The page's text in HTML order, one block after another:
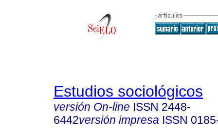
Estudios sociológicos
versión On-line ISSN 2448-
6442versión impresa ISSN